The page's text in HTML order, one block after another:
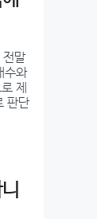
전말
수와
제
판단